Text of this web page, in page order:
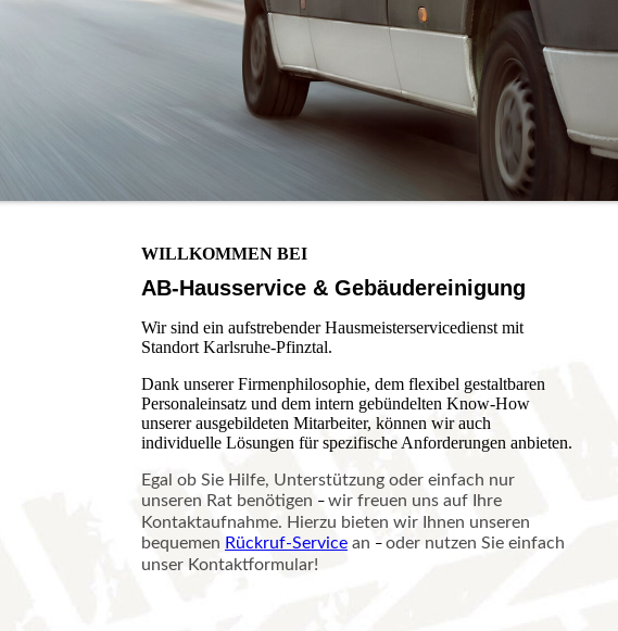
WILLKOMMEN BEI
AB-Hausservice & Gebäudereinigung
Wir sind ein aufstrebender Hausmeisterservicedienst mit
Standort Karlsruhe-Pfinztal.
Dank unserer Firmenphilosophie, dem flexibel gestaltbaren
Personaleinsatz und dem intern gebündelten Know-How
unserer ausgebildeten Mitarbeiter, können wir auch
individuelle Lösungen für spezifische Anforderungen anbieten.
Egal ob Sie Hilfe, Unterstützung oder einfach nur
unseren Rat benötigen – wir freuen uns auf Ihre
Kontaktaufnahme. Hierzu bieten wir Ihnen unseren
bequemen Rückruf-Service an – oder nutzen Sie einfach
unser Kontaktformular!